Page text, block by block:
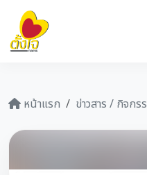
หน้าแรก ข่าวสาร / กิจกร